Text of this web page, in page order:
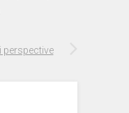
perspective